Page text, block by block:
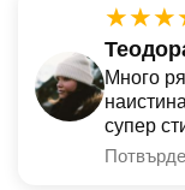
Много
супер